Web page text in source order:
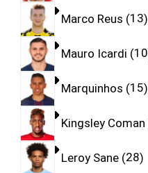
Marco Reus 13
Mauro Icardi 10
Marquinhos 15
Kingsley Coman
Leroy Sane 28